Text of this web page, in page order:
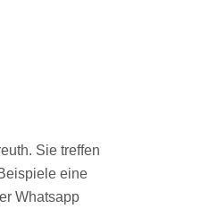
Sie treffen
eine
Whatsapp